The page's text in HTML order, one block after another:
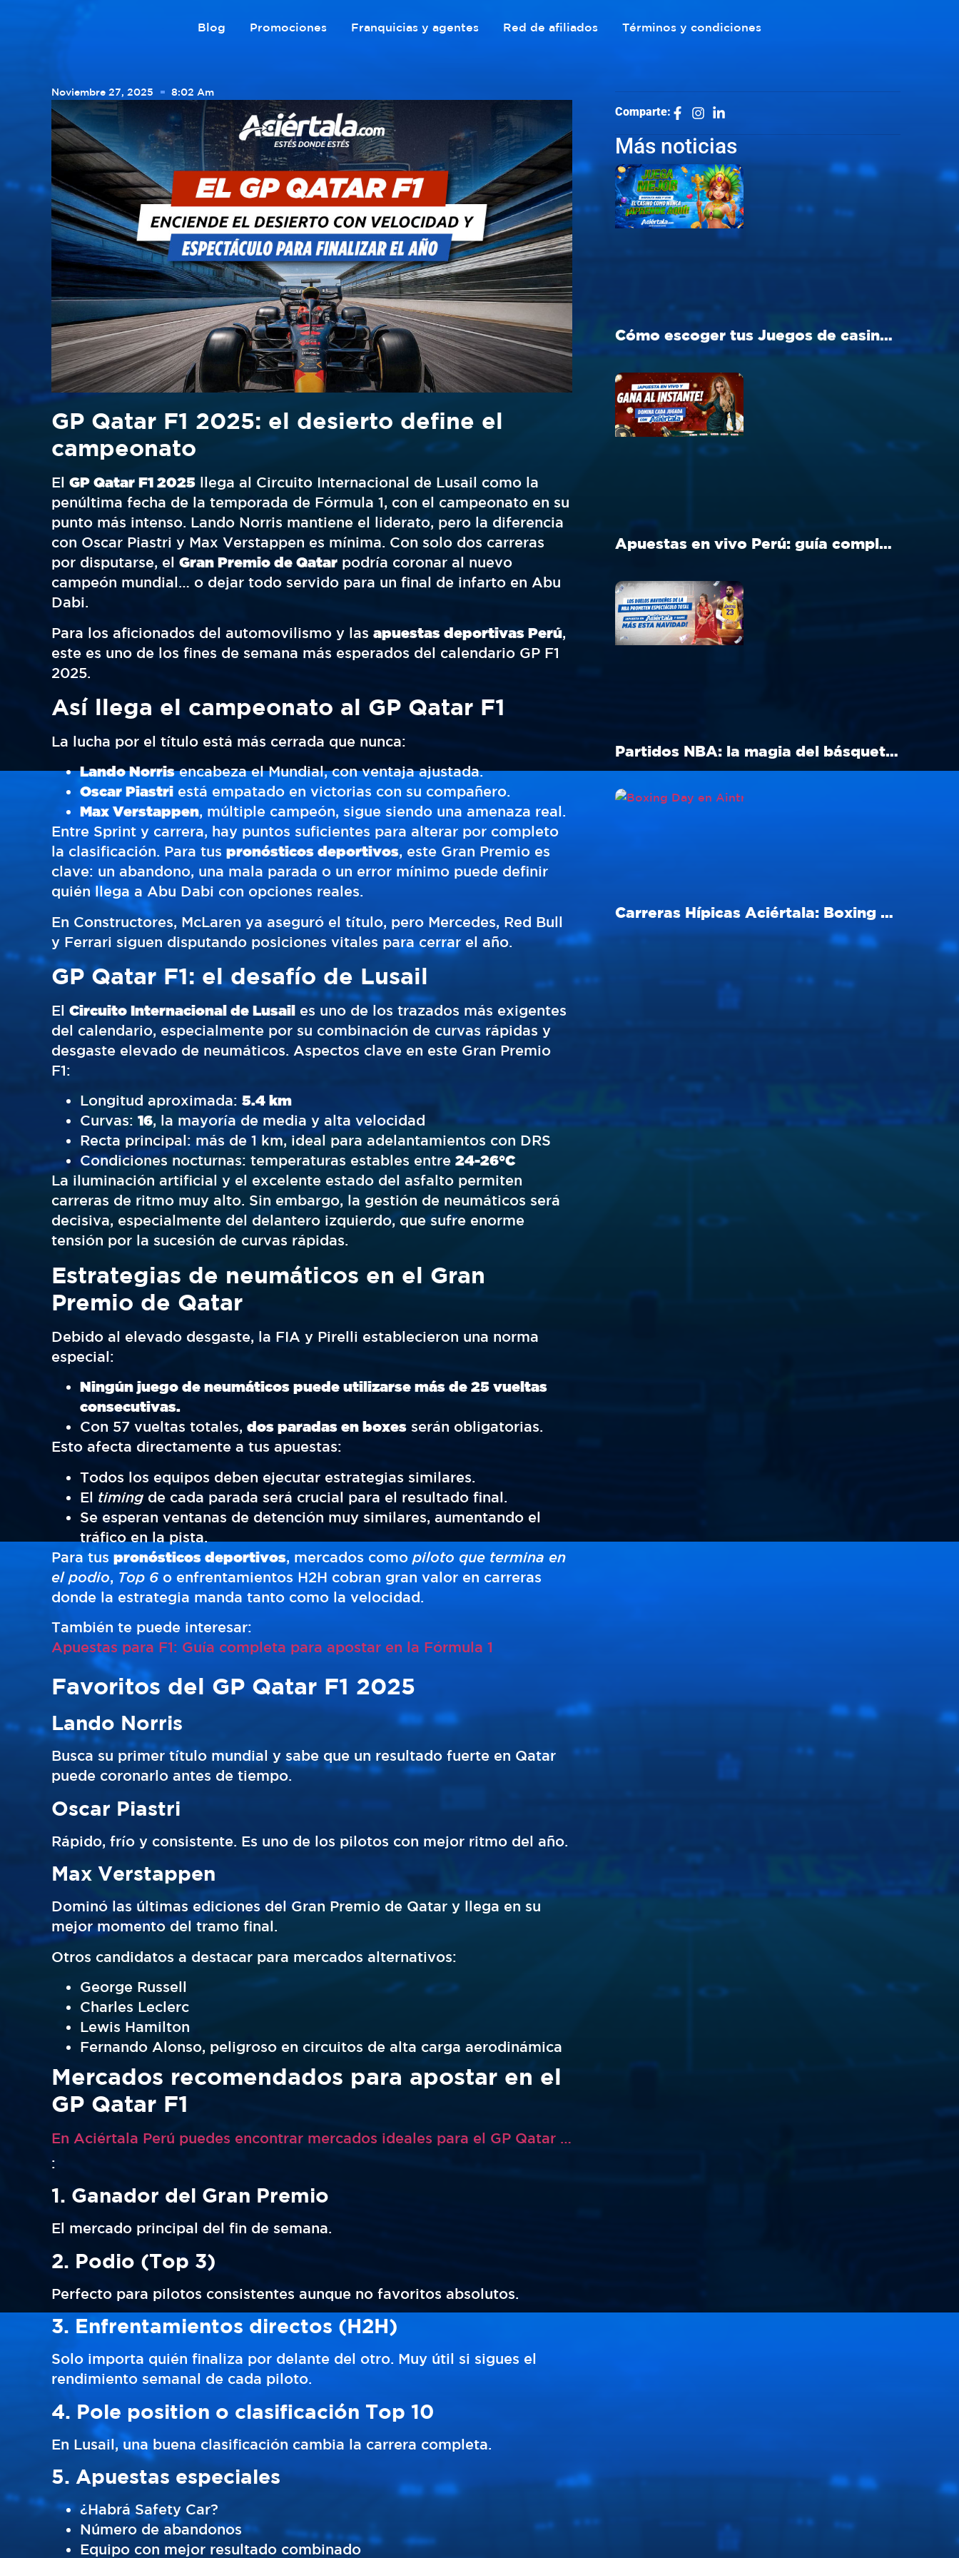
Blog Promociones Franquicias y agentes Red de afiliados Términos y condiciones
Noviembre 27, 2025 8:02 Am
GP Qatar F1 2025: el desierto define el
campeonato
El GP Qatar F1 2025 llega al Circuito Internacional de Lusail como la
penúltima fecha de la temporada de Fórmula 1, con el campeonato en su
punto más intenso. Lando Norris mantiene el liderato, pero la diferencia
con Oscar Piastri y Max Verstappen es mínima. Con solo dos carreras
por disputarse, el Gran Premio de Qatar podría coronar al nuevo
campeón mundial… o dejar todo servido para un final de infarto en Abu
Dabi.
Para los aficionados del automovilismo y las apuestas deportivas Perú,
este es uno de los fines de semana más esperados del calendario GP F1
2025.
Así llega el campeonato al GP Qatar F1
La lucha por el título está más cerrada que nunca:
Lando Norrisencabeza el Mundial, con ventaja ajustada.
Oscar Piastri está empatado en victorias con su compañero.
Max Verstappen, múltiple campeón, sigue siendo una amenaza real.
Entre Sprint y carrera, hay puntos suficientes para alterar por completo
la clasificación. Para tus pronósticos deportivos, este Gran Premio es
clave: un abandono, una mala parada o un error mínimo puede definir
quién llega a Abu Dabi con opciones reales.
En Constructores, McLaren ya aseguró el título, pero Mercedes, Red Bull
y Ferrari siguen disputando posiciones vitales para cerrar el año.
GP Qatar F1: el desafío de Lusail
El Circuito Internacional de Lusail es uno de los trazados más exigentes
del calendario, especialmente por su combinación de curvas rápidas y
desgaste elevado de neumáticos. Aspectos clave en este Gran Premio
F1:
Longitud aproximada: 5.4 km
Curvas: 16, la mayoría de media y alta velocidad
Recta principal: más de 1 km, ideal para adelantamientos con DRS
Condiciones nocturnas: temperaturas estables entre 24-26°C
La iluminación artificial y el excelente estado del asfalto permiten
carreras de ritmo muy alto. Sin embargo, la gestión de neumáticos será
decisiva, especialmente del delantero izquierdo, que sufre enorme
tensión por la sucesión de curvas rápidas.
Estrategias de neumáticos en el Gran
Premio de Qatar
Debido al elevado desgaste, la FIA y Pirelli establecieron una norma
especial:
Ningún juego de neumáticos puede utilizarse más de 25 vueltas
consecutivas.
Con 57 vueltas totales, dos paradas en boxes serán obligatorias.
Esto afecta directamente a tus apuestas:
Todos los equipos deben ejecutar estrategias similares.
El timing de cada parada será crucial para el resultado final.
Se esperan ventanas de detención muy similares, aumentando el
tráfico en la pista.
Para tus pronósticos deportivos, mercados como piloto que termina en
el podio, Top 6 o enfrentamientos H2H cobran gran valor en carreras
donde la estrategia manda tanto como la velocidad.
También te puede interesar:
Apuestas para F1: Guía completa para apostar en la Fórmula 1
Favoritos del GP Qatar F1 2025
Lando Norris
Busca su primer título mundial y sabe que un resultado fuerte en Qatar
puede coronarlo antes de tiempo.
Oscar Piastri
Rápido, frío y consistente. Es uno de los pilotos con mejor ritmo del año.
Max Verstappen
Dominó las últimas ediciones del Gran Premio de Qatar y llega en su
mejor momento del tramo final.
Otros candidatos a destacar para mercados alternativos:
George Russell
Charles Leclerc
Lewis Hamilton
Fernando Alonso, peligroso en circuitos de alta carga aerodinámica
Mercados recomendados para apostar en el
GP Qatar F1
En Aciértala Perú puedes encontrar mercados ideales para el GP Qatar F1
:
1. Ganador del Gran Premio
El mercado principal del fin de semana.
2. Podio (Top 3)
Perfecto para pilotos consistentes aunque no favoritos absolutos.
3. Enfrentamientos directos (H2H)
Solo importa quién finaliza por delante del otro. Muy útil si sigues el
rendimiento semanal de cada piloto.
4. Pole position o clasificación Top 10
En Lusail, una buena clasificación cambia la carrera completa.
5. Apuestas especiales
¿Habrá Safety Car?
Número de abandonos
Equipo con mejor resultado combinado
Comparte:
Más noticias
Cómo escoger tus Juegos de casino Perú ideal en Aciértala
Apuestas en vivo Perú: guía completa para apostar en tiempo real
Partidos NBA: la magia del básquet en Navidad
Carreras Hípicas Aciértala: Boxing Day en Aintree